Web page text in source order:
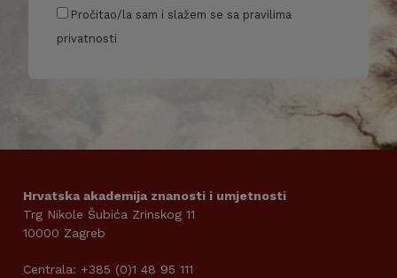
Pročitao/la sam i slažem se sa pravilima
privatnosti
Hrvatska akademija znanosti i umjetnosti
Trg Nikole Šubića Zrinskog 11
10000 Zagreb
Centrala: +385 (0)1 48 95 111